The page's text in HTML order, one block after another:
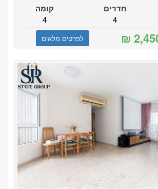
חדרים
4
קומה
4
לפרטים מלאים